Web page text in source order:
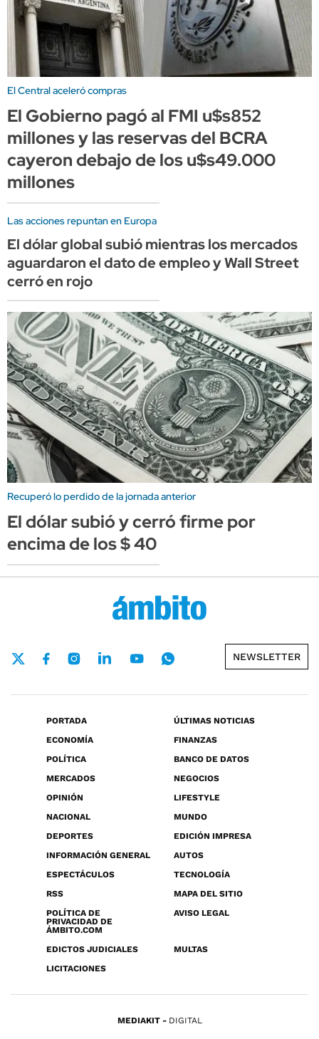
El Central aceleró compras
El Gobierno pagó al FMI u$s852
millones y las reservas del BCRA
cayeron debajo de los u$s49.000
millones
Las acciones repuntan en Europa
El dólar global subió mientras los mercados
aguardaron el dato de empleo y Wall Street
cerró en rojo
Recuperó lo perdido de la jornada anterior
El dólar subió y cerró firme por
encima de los $ 40
NEWSLETTER
PORTADA
ÚLTIMAS NOTICIAS
ECONOMÍA
FINANZAS
POLÍTICA
BANCO DE DATOS
MERCADOS
NEGOCIOS
OPINIÓN
LIFESTYLE
NACIONAL
MUNDO
DEPORTES
EDICIÓN IMPRESA
INFORMACIÓN GENERAL
AUTOS
ESPECTÁCULOS
TECNOLOGÍA
RSS
MAPA DEL SITIO
POLÍTICA DE
PRIVACIDAD DE
ÁMBITO.COM
AVISO LEGAL
EDICTOS JUDICIALES
MULTAS
LICITACIONES
MEDIAKIT DIGITAL